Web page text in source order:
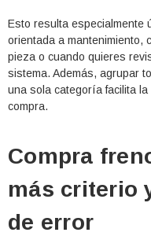
Esto resulta especialmente
orientada a mantenimiento,
pieza o cuando quieres
sistema. Además, agrupar
una sola categoría facilita
compra.
Compra
más criterio
de error